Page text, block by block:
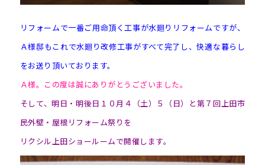
リフォームで一番ご用命頂く工事が水廻りリフォームですが、
Ａ様邸もこれで水廻り改修工事がすべて完了し、快適な暮らし
をお送り頂いております。
Ａ様。この度は誠にありがとうございました。
そして、明日・明後日１０月４（土）５（日）と第７回上田市
民外壁・屋根リフォーム祭りを
リクシル上田ショールームで開催します。